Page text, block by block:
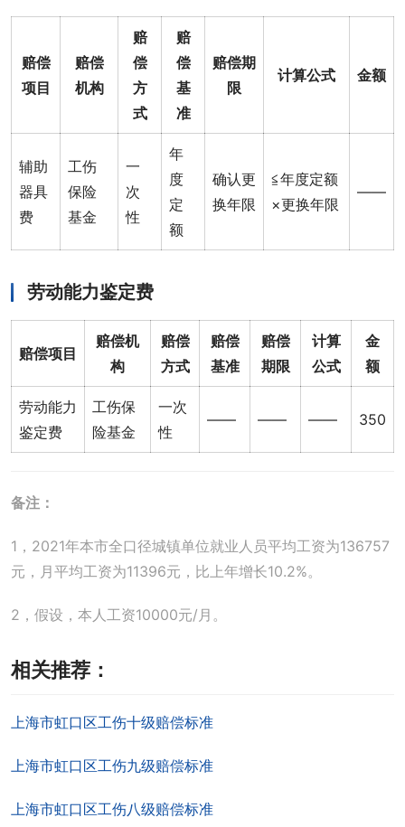
赔偿
项目
赔偿
机构
赔
偿
方
式
赔
偿
基
准
赔偿期
限
计算公式 金额
辅助
器具
费
工伤
保险
基金
一
次
性
年
度
定
额
确认更
换年限
≦年度定额
×更换年限
——
劳动能力鉴定费
赔偿项目
赔偿机
构
赔偿
方式
赔偿
基准
赔偿
期限
计算
公式
金
额
劳动能力
鉴定费
工伤保
险基金
一次
性
—— —— —— 350
备注：
1，2021年本市全口径城镇单位就业人员平均工资为136757
元，月平均工资为11396元，比上年增长10.2%。
2，假设，本人工资10000元/月。
相关推荐：
上海市虹口区工伤十级赔偿标准
上海市虹口区工伤九级赔偿标准
上海市虹口区工伤八级赔偿标准